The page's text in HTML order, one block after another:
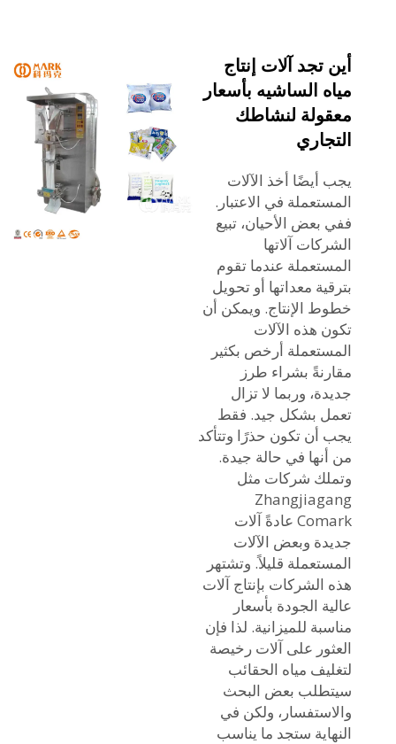
أين تجد آلات إنتاج
مياه الساشيه بأسعار
معقولة لنشاطك
التجاري
يجب أيضًا أخذ الآلات
المستعملة في الاعتبار.
ففي بعض الأحيان، تبيع
الشركات آلاتها
المستعملة عندما تقوم
بترقية معداتها أو تحويل
خطوط الإنتاج. ويمكن أن
تكون هذه الآلات
المستعملة أرخص بكثير
مقارنةً بشراء طرز
جديدة، وربما لا تزال
تعمل بشكل جيد. فقط
يجب أن تكون حذرًا وتتأكد
من أنها في حالة جيدة.
وتملك شركات مثل
Zhangjiagang
Comark عادةً آلات
جديدة وبعض الآلات
المستعملة قليلاً. وتشتهر
هذه الشركات بإنتاج آلات
عالية الجودة بأسعار
مناسبة للميزانية. لذا فإن
العثور على آلات رخيصة
لتغليف مياه الحقائب
سيتطلب بعض البحث
والاستفسار، ولكن في
النهاية ستجد ما يناسب